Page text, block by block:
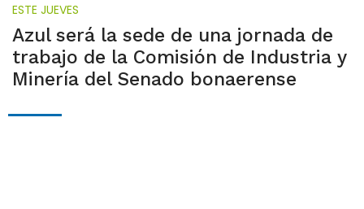
ESTE JUEVES
Azul será la sede de una jornada de
trabajo de la Comisión de Industria y
Minería del Senado bonaerense